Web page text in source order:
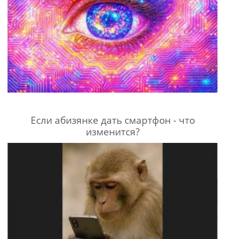
Если абизянке дать смартфон - что
изменится?